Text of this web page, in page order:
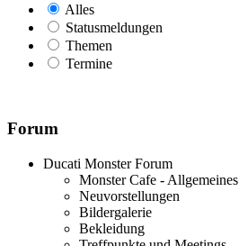
Alles
Statusmeldungen
Themen
Termine
Forum
Ducati Monster Forum
Monster Cafe - Allgemeines
Neuvorstellungen
Bildergalerie
Bekleidung